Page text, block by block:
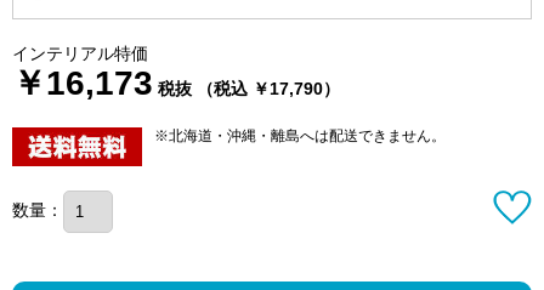
インテリアル特価
￥16,173 税抜 （税込 ￥17,790）
※北海道・沖縄・離島へは配送できません。
数量：